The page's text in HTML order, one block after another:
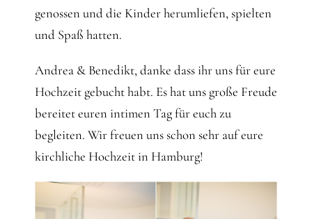
genossen und die Kinder herumliefen, spielten
und Spaß hatten.
Andrea & Benedikt, danke dass ihr uns für eure
Hochzeit gebucht habt. Es hat uns große Freude
bereitet euren intimen Tag für euch zu
begleiten. Wir freuen uns schon sehr auf eure
kirchliche Hochzeit in Hamburg!